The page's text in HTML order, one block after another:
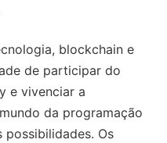
blockchain e
de participar do
e vivenciar a
da programação
possibilidades. Os